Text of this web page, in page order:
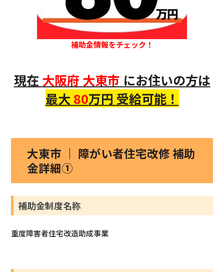
補助金情報をチェック！
現在 大阪府 大東市 にお住いの方は
最大 80万円 受給可能！
大東市 ｜ 障がい者住宅改修 補助
金詳細①
補助金制度名称
重度障害者住宅改造助成事業